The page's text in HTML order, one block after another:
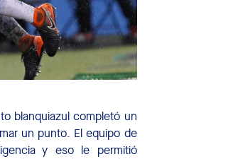
blanquiazul completó un
un punto. El equipo de
y eso le permitió